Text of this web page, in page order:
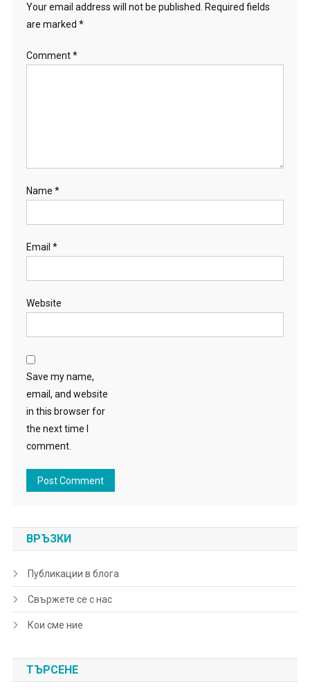
Your email address will not be published. Required fields
are marked *
Comment*
Name *
Email *
Website
Save my name,
email, and website
in this browser for
the next time I
comment.
ВРЪЗКИ
Публикации в блога
Свържете се с нас
Кои сме ние
ТЪРСЕНЕ